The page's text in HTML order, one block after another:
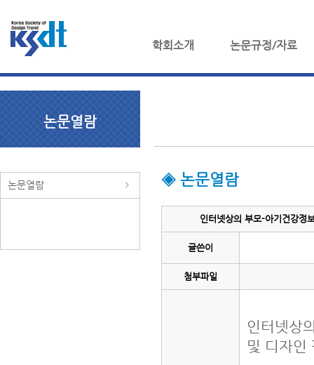
학회소개 논문규정/자료
논문열람
논문열람 ◈ 논문열람
인터넷상의 부모-아기건강
글쓴이
첨부파일
인터넷상
및 디자인